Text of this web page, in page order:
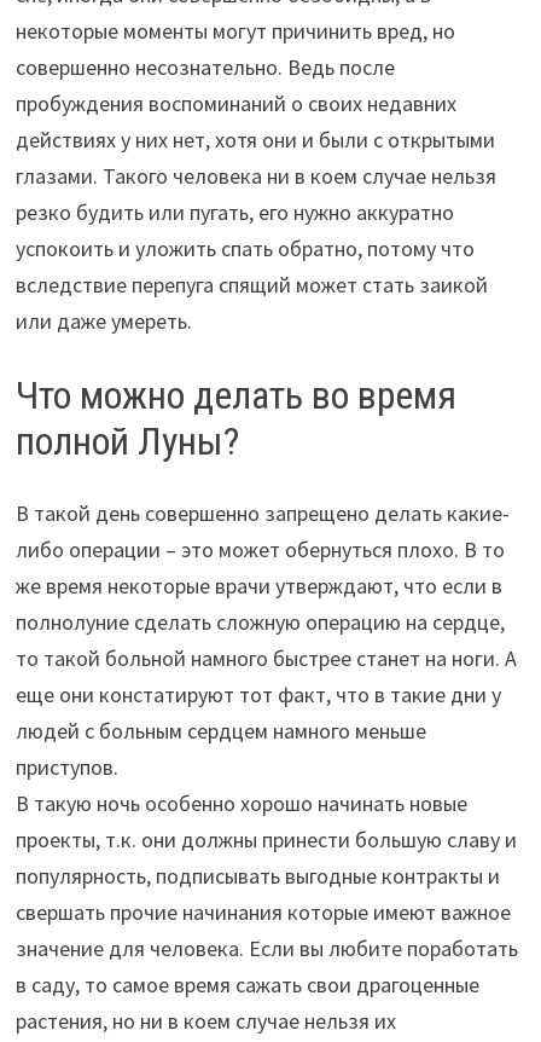
некоторые моменты могут причинить вред, но
совершенно несознательно. Ведь после
пробуждения воспоминаний о своих недавних
действиях у них нет, хотя они и были с открытыми
глазами. Такого человека ни в коем случае нельзя
резко будить или пугать, его нужно аккуратно
успокоить и уложить спать обратно, потому что
вследствие перепуга спящий может стать заикой
или даже умереть.
Что можно делать во время
полной Луны?
В такой день совершенно запрещено делать какие-
либо операции – это может обернуться плохо. В то
же время некоторые врачи утверждают, что если в
полнолуние сделать сложную операцию на сердце,
то такой больной намного быстрее станет на ноги. А
еще они констатируют тот факт, что в такие дни у
людей с больным сердцем намного меньше
приступов.
В такую ночь особенно хорошо начинать новые
проекты, т.к. они должны принести большую славу и
популярность, подписывать выгодные контракты и
свершать прочие начинания которые имеют важное
значение для человека. Если вы любите поработать
в саду, то самое время сажать свои драгоценные
растения, но ни в коем случае нельзя их